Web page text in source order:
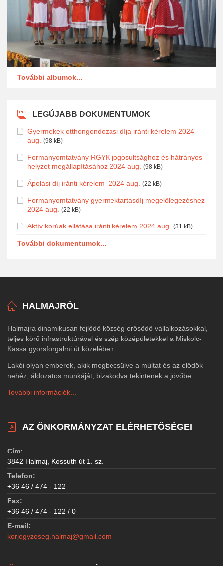
További albumok...
LEGÚJABB DOKUMENTUMOK
Gyermekek otthongondozási díja iránti kérelem 2024
aug. (98 kB)
Formanyomtatvány RGYK jogosultsághoz és hátrányos
helyzet megállapításához 2024 aug. (98 kB)
Ápolási díj iránti kérelem_2024 aug. (22 kB)
Formanyomtatvány gyermektartásdíj megelőlegezéshez
2024 aug. (22 kB)
Aktív korúak ellátása iránti kérelem 2024 aug. (31 kB)
További dokumentumok...
HALMAJRÓL
Halmajra dinamikusan fejlődő község erősödő vállalkozásokkal,
teljes körű infrastruktúrával és szép középületekkel a Miskolc-
Kassa gyorsforgalmi út közelében.
Lakói olyan emberek, akik megbecsülve a múltat és az elődök
nehéz, áldozatos munkáját, bizakodva tekintenek a jövőbe.
További információk...
AZ ÖNKORMÁNYZAT ELÉRHETŐSÉGEI
Cím:
3842 Halmaj, Kossuth út 1. sz.
Telefon:
+36 46 / 474 - 122
Fax:
+36 46 / 474 - 122 / 0
E-mail:
korjegyzoseg.halmaj@gmail.com